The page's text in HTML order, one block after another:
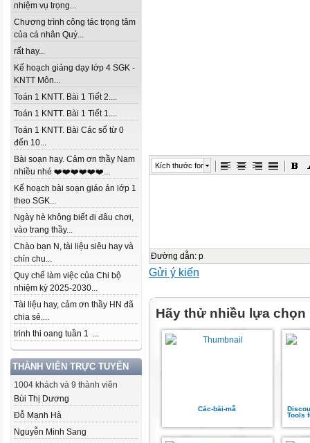
nhiệm vụ trọng...
Chương trình công tác trọng tâm
của cá nhân Quý...
rất hay...
Kế hoạch giảng dạy lớp 4 SGK -
KNTT Môn...
Toán 1 KNTT. Bài 1 Tiết 2....
Toán 1 KNTT. Bài 1 Tiết 1....
Toán 1 KNTT. Bài Các số từ 0
đến 10...
Bài soạn hay. Cảm ơn thầy Nam
nhiều nhé ❤️❤️❤️❤️❤️❤️...
Kế hoạch bài soạn giáo án lớp 1
theo SGK...
Ngày hè không biết đi đâu chơi,
vào trang thầy...
Chào bạn N, tài liệu siêu hay và
chỉn chu...
Quy chế làm việc của Chi bộ
nhiệm kỳ 2025-2030...
Tài liệu hay, cảm ơn thầy HN đã
chia sẻ....
trinh thi oang tuần 1 ...
THÀNH VIÊN TRỰC TUYẾN
1004 khách và 9 thành viên
Bùi Thị Dương
Đỗ Mạnh Hà
Nguyễn Minh Sang
Kích thước font
Đường dẫn: p
Gửi ý kiến
Hãy thử nhiều lựa chọn
Các-bài-mẫ
Tools